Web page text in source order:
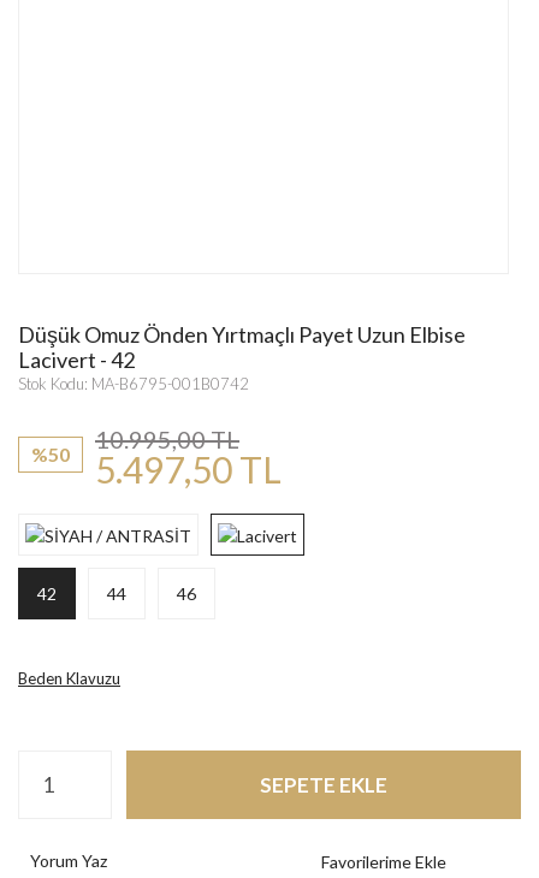
Düşük Omuz Önden Yırtmaçlı Payet Uzun Elbise
Lacivert - 42
Stok Kodu: MA-B6795-001B0742
%50
10.995,00 TL
5.497,50 TL
42 44 46
Beden Klavuzu
SEPETE EKLE
Yorum Yaz